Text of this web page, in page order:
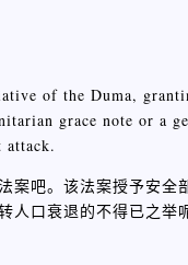
of the Duma,
grace note or a
attack.
吧。该法案授予安
口衰退的不得已之举